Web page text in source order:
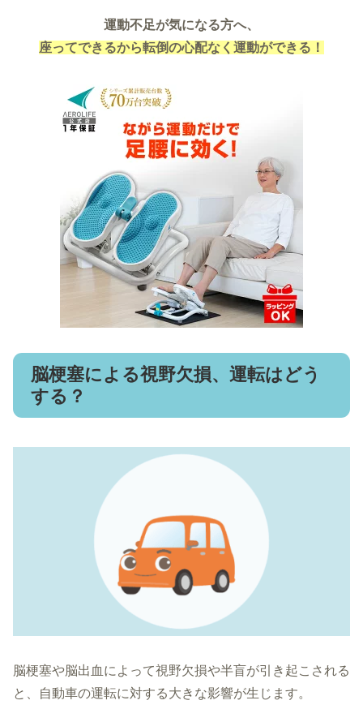
運動不足が気になる方へ、
座ってできるから転倒の心配なく運動ができる！
脳梗塞による視野欠損、運転はどう
する？
脳梗塞や脳出血によって視野欠損や半盲が引き起こされる
と、自動車の運転に対する大きな影響が生じます。